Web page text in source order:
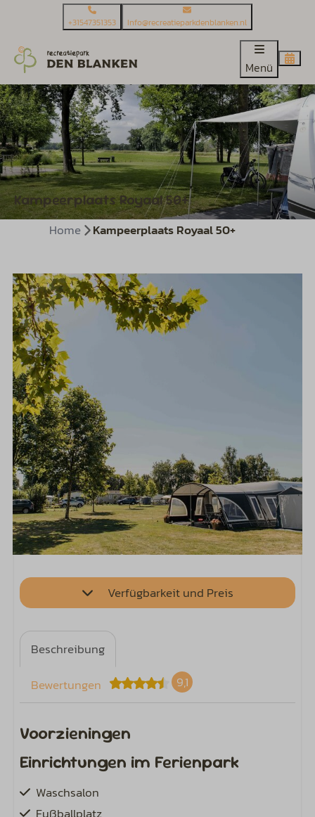
+31547351353 Info@recreatieparkdenblanken.nl
Menü
Kampeerplaats Royaal 50+
Home
Kampeerplaats Royaal 50+
Verfügbarkeit und Preis
Beschreibung
Bewertungen
9,1
Voorzieningen
Einrichtungen im Ferienpark
Waschsalon